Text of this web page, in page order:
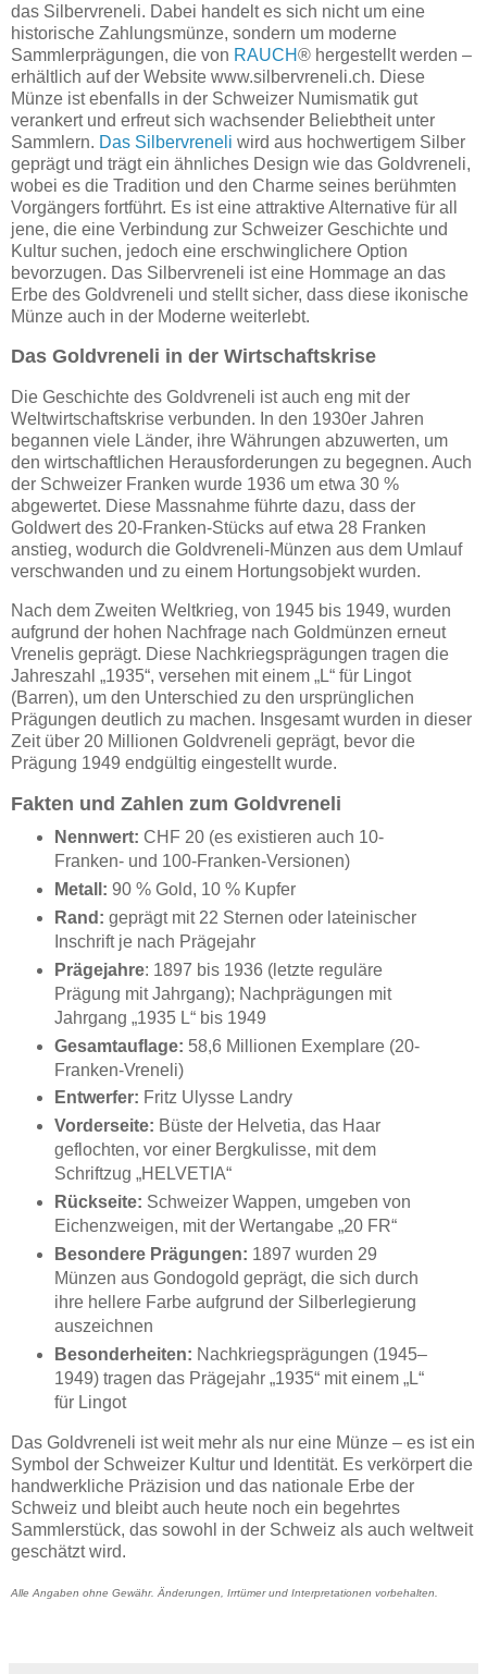
das Silbervreneli. Dabei handelt es sich nicht um eine
historische Zahlungsmünze, sondern um moderne
Sammlerprägungen, die von RAUCH® hergestellt werden –
erhältlich auf der Website www.silbervreneli.ch. Diese
Münze ist ebenfalls in der Schweizer Numismatik gut
verankert und erfreut sich wachsender Beliebtheit unter
Sammlern. Das Silbervreneli wird aus hochwertigem Silber
geprägt und trägt ein ähnliches Design wie das Goldvreneli,
wobei es die Tradition und den Charme seines berühmten
Vorgängers fortführt. Es ist eine attraktive Alternative für all
jene, die eine Verbindung zur Schweizer Geschichte und
Kultur suchen, jedoch eine erschwinglichere Option
bevorzugen. Das Silbervreneli ist eine Hommage an das
Erbe des Goldvreneli und stellt sicher, dass diese ikonische
Münze auch in der Moderne weiterlebt.
Das Goldvreneli in der Wirtschaftskrise
Die Geschichte des Goldvreneli ist auch eng mit der
Weltwirtschaftskrise verbunden. In den 1930er Jahren
begannen viele Länder, ihre Währungen abzuwerten, um
den wirtschaftlichen Herausforderungen zu begegnen. Auch
der Schweizer Franken wurde 1936 um etwa 30 %
abgewertet. Diese Massnahme führte dazu, dass der
Goldwert des 20-Franken-Stücks auf etwa 28 Franken
anstieg, wodurch die Goldvreneli-Münzen aus dem Umlauf
verschwanden und zu einem Hortungsobjekt wurden.
Nach dem Zweiten Weltkrieg, von 1945 bis 1949, wurden
aufgrund der hohen Nachfrage nach Goldmünzen erneut
Vrenelis geprägt. Diese Nachkriegsprägungen tragen die
Jahreszahl „1935“, versehen mit einem „L“ für Lingot
(Barren), um den Unterschied zu den ursprünglichen
Prägungen deutlich zu machen. Insgesamt wurden in dieser
Zeit über 20 Millionen Goldvreneli geprägt, bevor die
Prägung 1949 endgültig eingestellt wurde.
Fakten und Zahlen zum Goldvreneli
Nennwert: CHF 20 (es existieren auch 10-
Franken- und 100-Franken-Versionen)
Metall: 90 % Gold, 10 % Kupfer
Rand: geprägt mit 22 Sternen oder lateinischer
Inschrift je nach Prägejahr
Prägejahre: 1897 bis 1936 (letzte reguläre
Prägung mit Jahrgang); Nachprägungen mit
Jahrgang „1935 L“ bis 1949
Gesamtauflage: 58,6 Millionen Exemplare (20-
Franken-Vreneli)
Entwerfer: Fritz Ulysse Landry
Vorderseite: Büste der Helvetia, das Haar
geflochten, vor einer Bergkulisse, mit dem
Schriftzug „HELVETIA“
Rückseite: Schweizer Wappen, umgeben von
Eichenzweigen, mit der Wertangabe „20 FR“
Besondere Prägungen: 1897 wurden 29
Münzen aus Gondogold geprägt, die sich durch
ihre hellere Farbe aufgrund der Silberlegierung
auszeichnen
Besonderheiten: Nachkriegsprägungen (1945–
1949) tragen das Prägejahr „1935“ mit einem „L“
für Lingot
Das Goldvreneli ist weit mehr als nur eine Münze – es ist ein
Symbol der Schweizer Kultur und Identität. Es verkörpert die
handwerkliche Präzision und das nationale Erbe der
Schweiz und bleibt auch heute noch ein begehrtes
Sammlerstück, das sowohl in der Schweiz als auch weltweit
geschätzt wird.
Alle Angaben ohne Gewähr. Änderungen, Irrtümer und Interpretationen vorbehalten.